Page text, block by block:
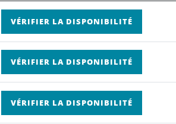
VÉRIFIER LA DISPONIBILITÉ
VÉRIFIER LA DISPONIBILITÉ
VÉRIFIER LA DISPONIBILITÉ